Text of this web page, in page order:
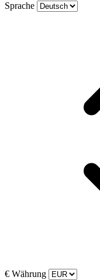
Sprache
€ Währung